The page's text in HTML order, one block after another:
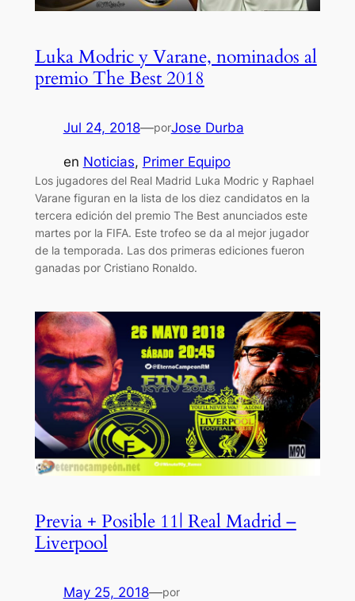
Luka Modric y Varane, nominados al
premio The Best 2018
Jul 24, 2018—porJose Durba
en Noticias, Primer Equipo
Los jugadores del Real Madrid Luka Modric y Raphael
Varane figuran en la lista de los diez candidatos en la
tercera edición del premio The Best anunciados este
martes por la FIFA. Este trofeo se da al mejor jugador
de la temporada. Las dos primeras ediciones fueron
ganadas por Cristiano Ronaldo.
Previa + Posible 11| Real Madrid –
Liverpool
May 25, 2018—por